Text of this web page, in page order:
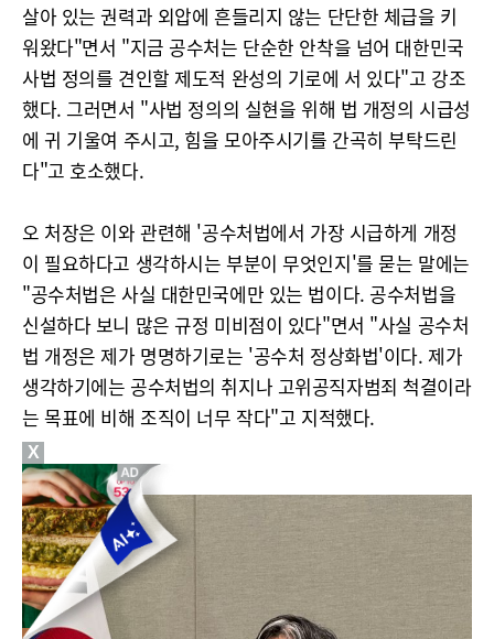
살아 있는 권력과 외압에 흔들리지 않는 단단한 체급을 키
워왔다"면서 "지금 공수처는 단순한 안착을 넘어 대한민국
사법 정의를 견인할 제도적 완성의 기로에 서 있다"고 강조
했다. 그러면서 "사법 정의의 실현을 위해 법 개정의 시급성
에 귀 기울여 주시고, 힘을 모아주시기를 간곡히 부탁드린
다"고 호소했다.
오 처장은 이와 관련해 '공수처법에서 가장 시급하게 개정
이 필요하다고 생각하시는 부분이 무엇인지'를 묻는 말에는
"공수처법은 사실 대한민국에만 있는 법이다. 공수처법을
신설하다 보니 많은 규정 미비점이 있다"면서 "사실 공수처
법 개정은 제가 명명하기로는 '공수처 정상화법'이다. 제가
생각하기에는 공수처법의 취지나 고위공직자범죄 척결이라
는 목표에 비해 조직이 너무 작다"고 지적했다.
X